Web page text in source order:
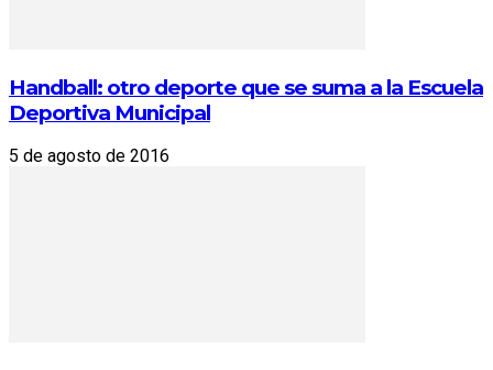
Handball: otro deporte que se suma a la Escuela
Deportiva Municipal
5 de agosto de 2016